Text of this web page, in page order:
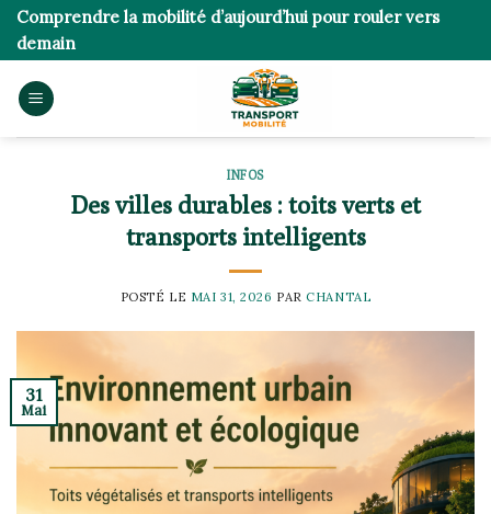
Skip
content
Comprendre la mobilité d’aujourd’hui pour rouler vers
demain
INFOS
Des villes durables : toits verts et
transports intelligents
POSTÉ LE MAI 31, 2026 PARCHANTAL
31
Mai